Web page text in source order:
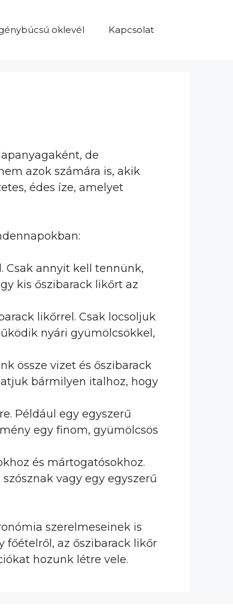
oklevél Kapcsolat
de
azok számára is, akik
édes íze, amelyet
Csak annyit kell tennünk,
kis őszibarack likőrt az
likőrrel. Csak locsoljuk
nyári gyümölcsökkel,
össze vizet és őszibarack
bármilyen italhoz, hogy
Például egy egyszerű
egy finom, gyümölcsös
és mártogatósokhoz.
vagy egy egyszerű
szerelmeseinek is
főételről, az őszibarack likőr
hozunk létre vele.